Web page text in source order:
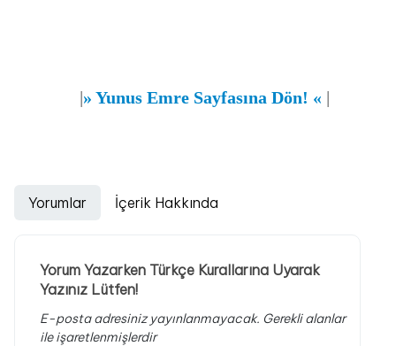
|» Yunus Emre Sayfasına Dön! « |
Yorumlar İçerik Hakkında
Yorum Yazarken Türkçe Kurallarına Uyarak
Yazınız Lütfen!
E-posta adresiniz yayınlanmayacak. Gerekli alanlar
ile işaretlenmişlerdir